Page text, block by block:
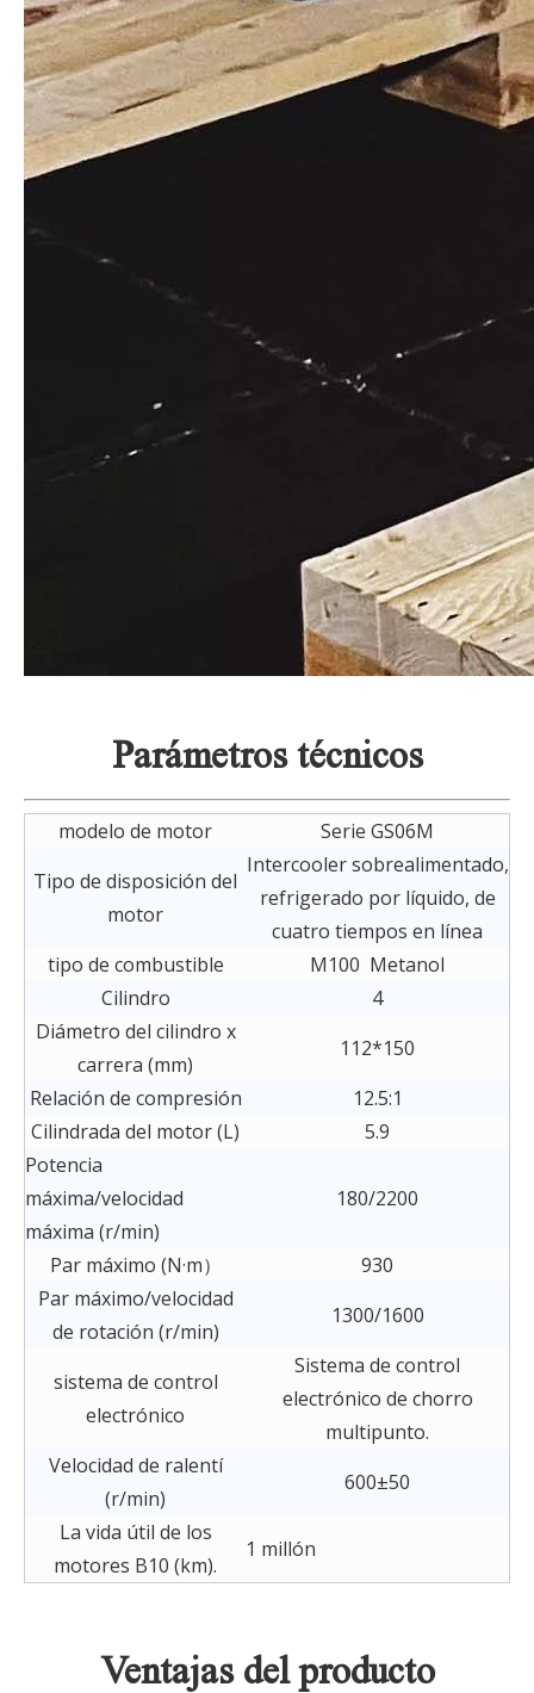
Parámetros técnicos
modelo de motor
Serie GS06M
Tipo de disposición del
motor
Intercooler sobrealimentado,
refrigerado por líquido, de
cuatro tiempos en línea
tipo de combustible
M100 Metanol
Cilindro
4
Diámetro del cilindro x
carrera (mm)
112*150
Relación de compresión
12.5:1
Cilindrada del motor (L)
5.9
Potencia
máxima/velocidad
máxima (r/min)
180/2200
Par máximo (N·m）
930
Par máximo/velocidad
de rotación (r/min)
1300/1600
sistema de control
electrónico
Sistema de control
electrónico de chorro
multipunto.
Velocidad de ralentí
(r/min)
600±50
La vida útil de los
motores B10 (km).
1 millón
Ventajas del producto